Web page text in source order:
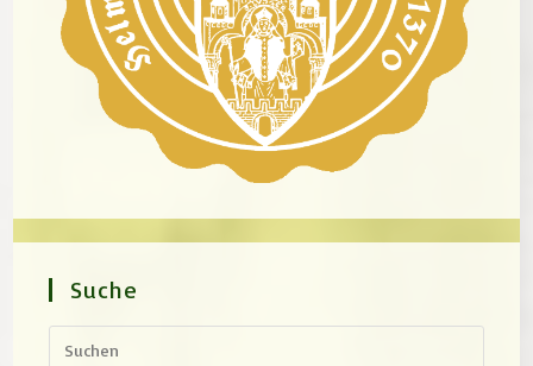
Suche